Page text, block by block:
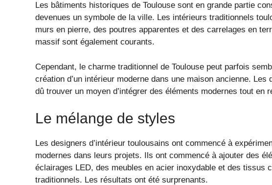
Les bâtiments historiques de Toulouse sont en grande partie
devenues un symbole de la ville. Les intérieurs traditionnels
murs en pierre, des poutres apparentes et des carrelages en
massif sont également courants.
Cependant, le charme traditionnel de Toulouse peut parfois
création d’un intérieur moderne dans une maison ancienne. Les
dû trouver un moyen d’intégrer des éléments modernes tout en
Le mélange de styles
Les designers d’intérieur toulousains ont commencé à
modernes dans leurs projets. Ils ont commencé à ajouter des
éclairages LED, des meubles en acier inoxydable et des tissus
traditionnels. Les résultats ont été surprenants.